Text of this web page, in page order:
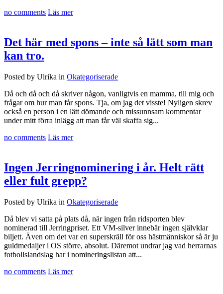
no comments Läs mer
Det här med spons – inte så lätt som man
kan tro.
Posted by Ulrika in Okategoriserade
Då och då och då skriver någon, vanligtvis en mamma, till mig och
frågar om hur man får spons. Tja, om jag det visste! Nyligen skrev
också en person i en lätt dömande och missunnsam kommentar
under mitt förra inlägg att man får väl skaffa sig...
no comments Läs mer
Ingen Jerringnominering i år. Helt rätt
eller fult grepp?
Posted by Ulrika in Okategoriserade
Då blev vi satta på plats då, när ingen från ridsporten blev
nominerad till Jerringpriset. Ett VM-silver innebär ingen självklar
biljett. Även om det var en superskräll för oss hästmänniskor så är ju
guldmedaljer i OS större, absolut. Däremot undrar jag vad herrarnas
fotbollslandslag har i nomineringslistan att...
no comments Läs mer